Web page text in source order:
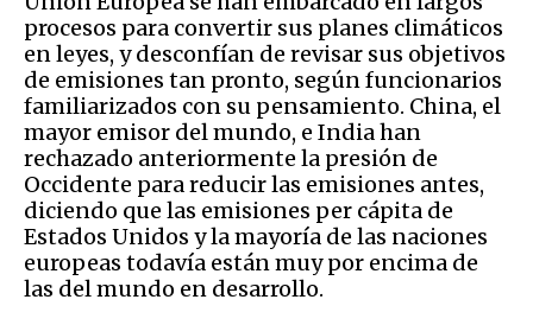
procesos para convertir sus planes climáticos
en leyes, y desconfían de revisar sus objetivos
de emisiones tan pronto, según funcionarios
familiarizados con su pensamiento. China, el
mayor emisor del mundo, e India han
rechazado anteriormente la presión de
Occidente para reducir las emisiones antes,
diciendo que las emisiones per cápita de
Estados Unidos y la mayoría de las naciones
europeas todavía están muy por encima de
las del mundo en desarrollo.